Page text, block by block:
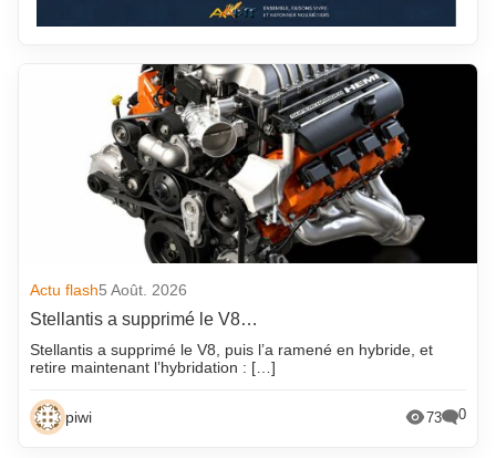
Actu flash5 Août. 2026
Stellantis a supprimé le V8…
Stellantis a supprimé le V8, puis l’a ramené en hybride, et
retire maintenant l’hybridation : […]
piwi 73 0